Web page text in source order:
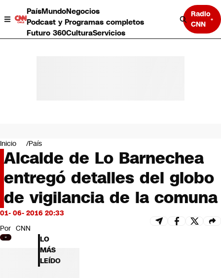
PaísMundoNegocios
Podcast y Programas completos
Futuro 360CulturaServicios
Radio
CNN
Negocios
Deportes
Programas completos
Cultura
Servicios
Bits
CNN Data
CNN tiempo
Futuro 360
Opinión
Inicio País
Alcalde de Lo Barnechea
entregó detalles del globo
de vigilancia de la comuna
01- 06- 2016 20:33
Por CNN
LO
MÁS
LEÍDO